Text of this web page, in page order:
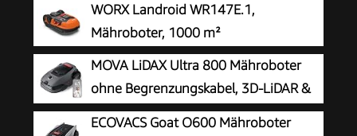
WORX Landroid WR147E.1,
Mähroboter, 1000 m²
MOVA LiDAX Ultra 800 Mähroboter
ohne Begrenzungskabel, 3D-LiDAR &
KI Vision
ECOVACS Goat O600 Mähroboter